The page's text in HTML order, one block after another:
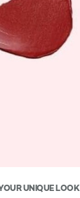
UNIQUE LOOK